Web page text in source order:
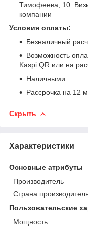
Тимофеева, 10.
компании
Условия оплаты:
Безналичный
Возможность
Kaspi QR или на
Наличными
Рассрочка на 12
Скрыть
Характеристики
Основные атрибуты
Производитель
Страна
Пользовательские
Мощность